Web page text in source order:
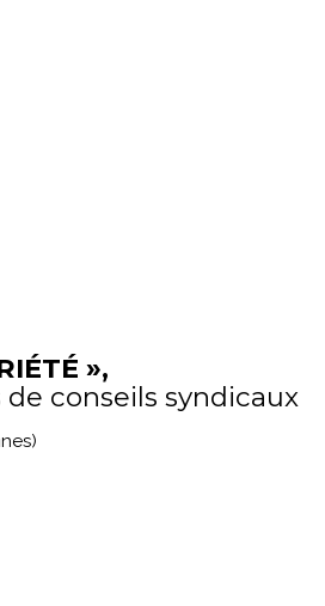
»,
conseils syndicaux